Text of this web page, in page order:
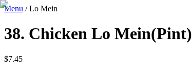
Menu /Lo Mein
38. Chicken Lo Mein(Pint)
$7.45